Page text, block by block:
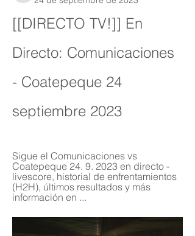
[[DIRECTO TV!]] En
Directo: Comunicaciones
- Coatepeque 24
septiembre 2023
Sigue el Comunicaciones vs
Coatepeque 24. 9. 2023 en directo -
livescore, historial de enfrentamientos
(H2H), últimos resultados y más
información en ...